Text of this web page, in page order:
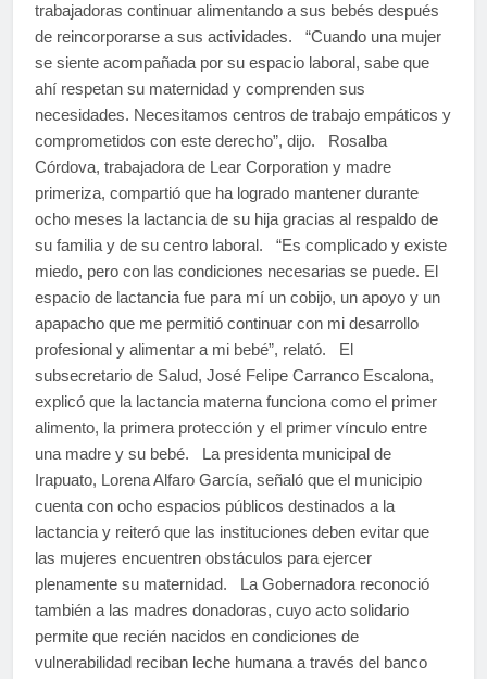
trabajadoras continuar alimentando a sus bebés después
de reincorporarse a sus actividades. “Cuando una mujer
se siente acompañada por su espacio laboral, sabe que
ahí respetan su maternidad y comprenden sus
necesidades. Necesitamos centros de trabajo empáticos y
comprometidos con este derecho”, dijo. Rosalba
Córdova, trabajadora de Lear Corporation y madre
primeriza, compartió que ha logrado mantener durante
ocho meses la lactancia de su hija gracias al respaldo de
su familia y de su centro laboral. “Es complicado y existe
miedo, pero con las condiciones necesarias se puede. El
espacio de lactancia fue para mí un cobijo, un apoyo y un
apapacho que me permitió continuar con mi desarrollo
profesional y alimentar a mi bebé”, relató. El
subsecretario de Salud, José Felipe Carranco Escalona,
explicó que la lactancia materna funciona como el primer
alimento, la primera protección y el primer vínculo entre
una madre y su bebé. La presidenta municipal de
Irapuato, Lorena Alfaro García, señaló que el municipio
cuenta con ocho espacios públicos destinados a la
lactancia y reiteró que las instituciones deben evitar que
las mujeres encuentren obstáculos para ejercer
plenamente su maternidad. La Gobernadora reconoció
también a las madres donadoras, cuyo acto solidario
permite que recién nacidos en condiciones de
vulnerabilidad reciban leche humana a través del banco